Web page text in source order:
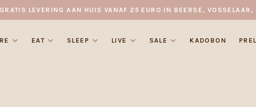
LEVERING AAN HUIS VANAF 25 EURO IN BEERSE,
EAT SLEEP LIVE SALE KADOBON